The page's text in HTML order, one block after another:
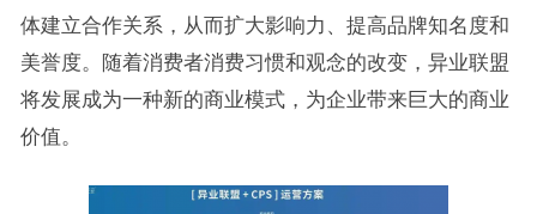
体建立合作关系，从而扩大影响力、提高品牌知名度和
美誉度。随着消费者消费习惯和观念的改变，异业联盟
将发展成为一种新的商业模式，为企业带来巨大的商业
价值。